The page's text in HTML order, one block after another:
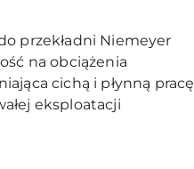
przekładni Niemeyer
na obciążenia
cichą i płynną pracę
eksploatacji